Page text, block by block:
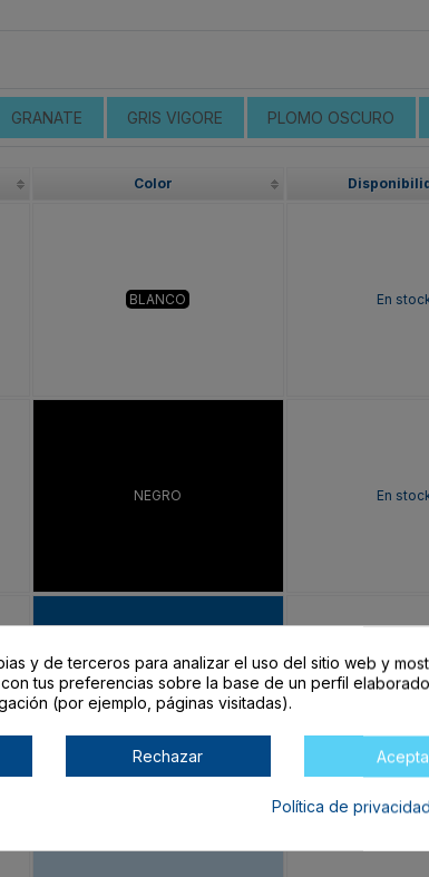
GRANATE GRIS VIGORE PLOMO OSCURO
Color
BLANCO En
NEGRO En
ROYAL En stock
y de terceros para analizar el uso del sitio web y
tus preferencias sobre la base de un perfil
(por ejemplo, páginas visitadas).
Rechazar
Política de